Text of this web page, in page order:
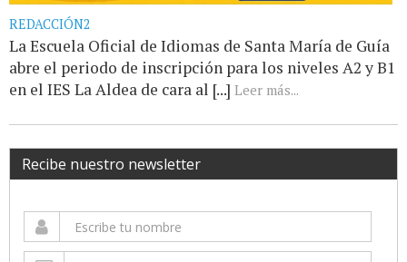
REDACCIÓN2
La Escuela Oficial de Idiomas de Santa María de Guía
abre el periodo de inscripción para los niveles A2 y B1
en el IES La Aldea de cara al [...] Leer más...
Recibe nuestro newsletter